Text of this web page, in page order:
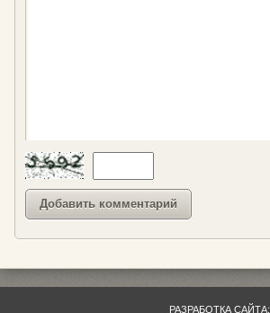
РАЗРАБОТКА САЙТА: